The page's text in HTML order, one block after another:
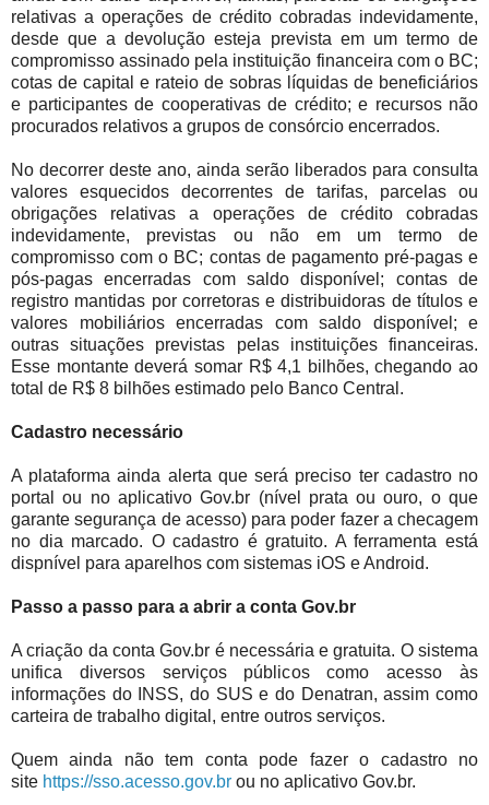
relativas a operações de crédito cobradas indevidamente,
desde que a devolução esteja prevista em um termo de
compromisso assinado pela instituição financeira com o BC;
cotas de capital e rateio de sobras líquidas de beneficiários
e participantes de cooperativas de crédito; e recursos não
procurados relativos a grupos de consórcio encerrados.
No decorrer deste ano, ainda serão liberados para consulta
valores esquecidos decorrentes de tarifas, parcelas ou
obrigações relativas a operações de crédito cobradas
indevidamente, previstas ou não em um termo de
compromisso com o BC; contas de pagamento pré-pagas e
pós-pagas encerradas com saldo disponível; contas de
registro mantidas por corretoras e distribuidoras de títulos e
valores mobiliários encerradas com saldo disponível; e
outras situações previstas pelas instituições financeiras.
Esse montante deverá somar R$ 4,1 bilhões, chegando ao
total de R$ 8 bilhões estimado pelo Banco Central.
Cadastro necessário
A plataforma ainda alerta que será preciso ter cadastro no
portal ou no aplicativo Gov.br (nível prata ou ouro, o que
garante segurança de acesso) para poder fazer a checagem
no dia marcado. O cadastro é gratuito. A ferramenta está
dispnível para aparelhos com sistemas iOS e Android.
Passo a passo para a abrir a conta Gov.br
A criação da conta Gov.br é necessária e gratuita. O sistema
unifica diversos serviços públicos como acesso às
informações do INSS, do SUS e do Denatran, assim como
carteira de trabalho digital, entre outros serviços.
Quem ainda não tem conta pode fazer o cadastro no
site https://sso.acesso.gov.br ou no aplicativo Gov.br.